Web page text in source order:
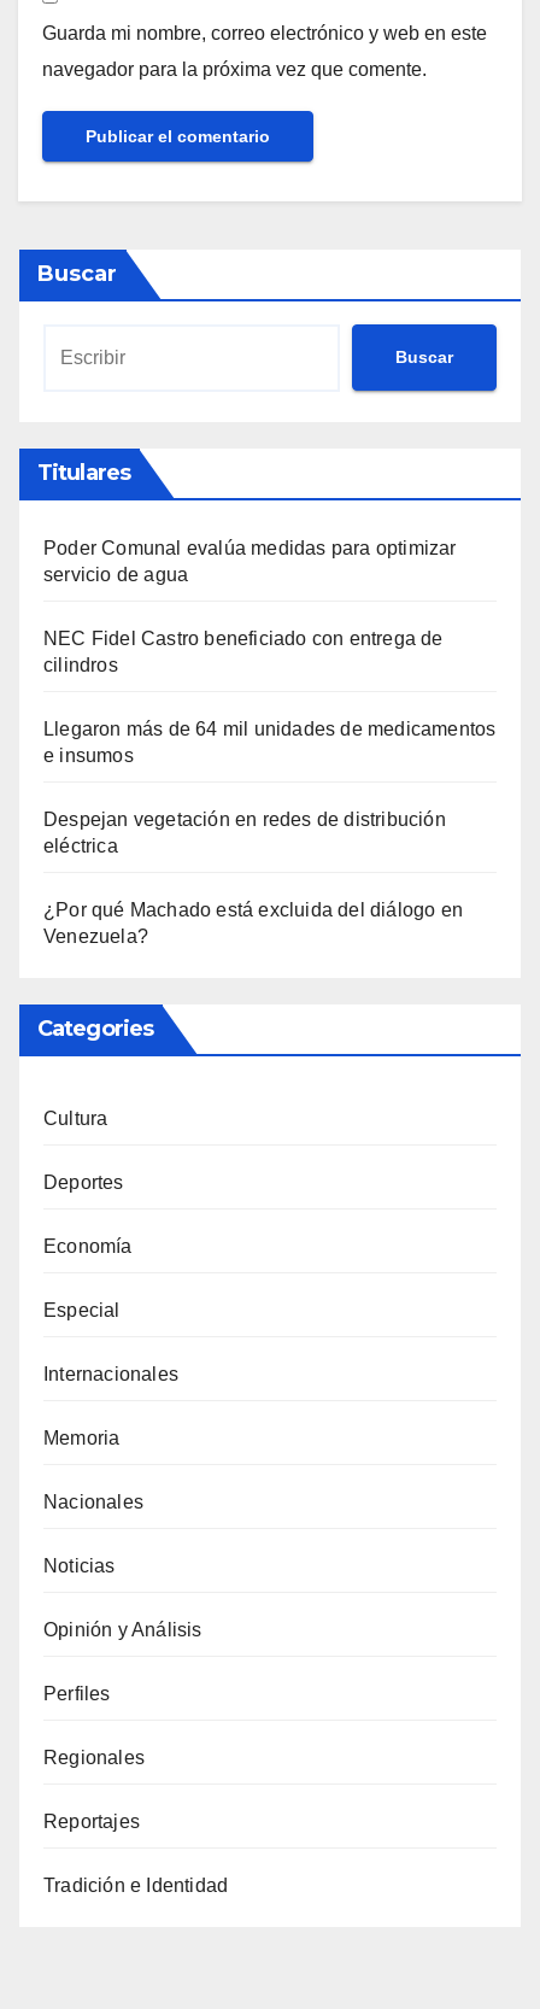
Guarda mi nombre, correo electrónico y web en este
navegador para la próxima vez que comente.
Buscar
Buscar
Titulares
Poder Comunal evalúa medidas para optimizar
servicio de agua
NEC Fidel Castro beneficiado con entrega de
cilindros
Llegaron más de 64 mil unidades de medicamentos
e insumos
Despejan vegetación en redes de distribución
eléctrica
¿Por qué Machado está excluida del diálogo en
Venezuela?
Categories
Cultura
Deportes
Economía
Especial
Internacionales
Memoria
Nacionales
Noticias
Opinión y Análisis
Perfiles
Regionales
Reportajes
Tradición e Identidad